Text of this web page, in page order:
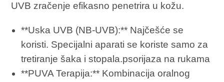
UVB zračenje efikasno penetrira u kožu.
**Uska UVB (NB-UVB):** Najčešće se
koristi. Specijalni aparati se koriste samo za
tretiranje šaka i stopala.psorijaza na rukama
**PUVA Terapija:** Kombinacija oralnog